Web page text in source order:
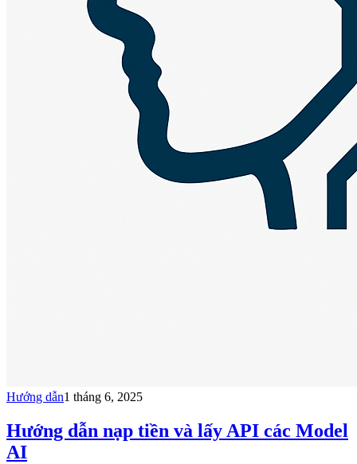
Hướng dẫn1 tháng 6, 2025
Hướng dẫn nạp tiền và lấy API các Model
AI